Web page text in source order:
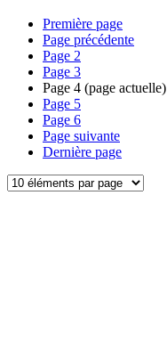
Première page
Page précédente
Page 2
Page 3
Page 4 (page actuelle)
Page 5
Page 6
Page suivante
Dernière page